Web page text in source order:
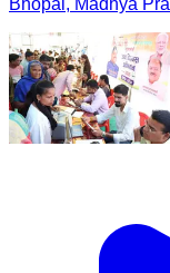
Bhopal, Madhya